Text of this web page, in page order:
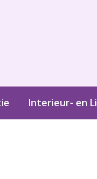
Interieur- en